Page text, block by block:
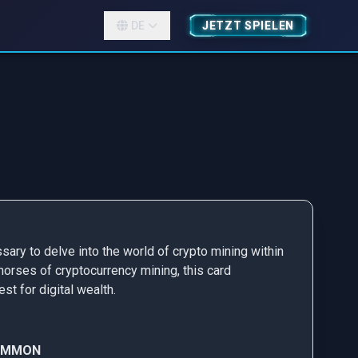
DE JETZT SPIELEN
to delve into the world of crypto mining within
of cryptocurrency mining, this card
for digital wealth.